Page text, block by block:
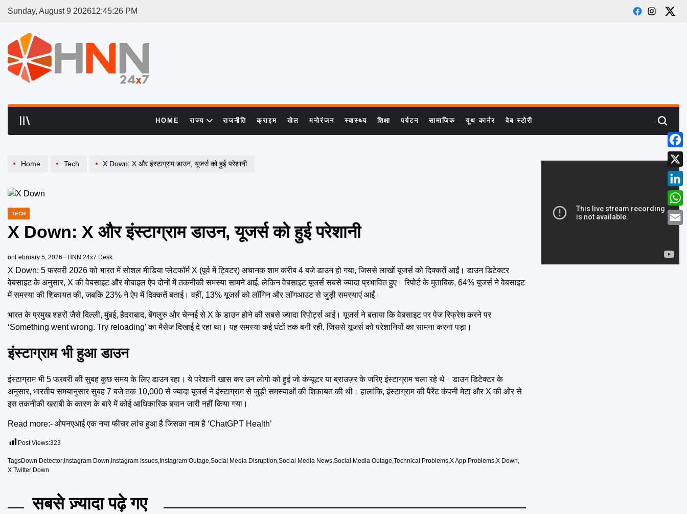
Sunday, August 9 202612:45:27 PM
Facebook
Instagram
X
HOME राज्य राजनीति क्राइम खेल मनोरंजन स्वास्थ्य शिक्षा पर्यटन सामाजिक यूथ कार्नर वेब स्टोरी Search
Home Tech X Down: X और इंस्टाग्राम डाउन, यूजर्स को हुई परेशानी
POSTED
TECH
X Down: X और इंस्टाग्राम डाउन, यूजर्स को हुई परेशानी
onFebruary 5, 2026 HNN 24x7 Desk
X Down: 5 फरवरी 2026 को भारत में सोशल मीडिया प्लेटफॉर्म X (पूर्व में ट्विटर) अचानक शाम करीब 4 बजे डाउन हो गया, जिससे लाखों यूजर्स को दिक्कतें आईं। डाउन डिटेक्टर
वेबसाइट के अनुसार, X की वेबसाइट और मोबाइल ऐप दोनों में तकनीकी समस्या सामने आई, लेकिन वेबसाइट यूजर्स सबसे ज्यादा प्रभावित हुए। रिपोर्ट के मुताबिक, 64% यूजर्स ने वेबसाइट
में समस्या की शिकायत की, जबकि 23% ने ऐप में दिक्कतें बताई। वहीं, 13% यूजर्स को लॉगिन और लॉगआउट से जुड़ी समस्याएं आईं।
भारत के प्रमुख शहरों जैसे दिल्ली, मुंबई, हैदराबाद, बेंगलुरु और चेन्नई से X के डाउन होने की सबसे ज्यादा रिपोर्ट्स आईं। यूजर्स ने बताया कि वेबसाइट पर पेज रिफ्रेश करने पर
‘Something went wrong. Try reloading’ का मैसेज दिखाई दे रहा था। यह समस्या कई घंटों तक बनी रही, जिससे यूजर्स को परेशानियों का सामना करना पड़ा।
इंस्टाग्राम भी हुआ डाउन
इंस्टाग्राम भी 5 फरवरी की सुबह कुछ समय के लिए डाउन रहा। ये परेशानी खास कर उन लोगो को हुई जो कंप्यूटर या ब्राउज़र के जरिए इंस्टाग्राम चला रहे थे। डाउन डिटेक्टर के
अनुसार, भारतीय समयानुसार सुबह 7 बजे तक 10,000 से ज्यादा यूजर्स ने इंस्टाग्राम से जुड़ी समस्याओं की शिकायत की थी। हालांकि, इंस्टाग्राम की पैरेंट कंपनी मेटा और X की ओर से
इस तकनीकी खराबी के कारण के बारे में कोई आधिकारिक बयान जारी नहीं किया गया।
Read more:- ओपनएआई एक नया फीचर लांच हुआ है जिसका नाम है ‘ChatGPT Health’
Post Views:323
TagsDown Detector, Instagram Down, Instagram Issues, Instagram Outage,Social Media Disruption,Social Media News,Social Media Outage,Technical Problems,X App Problems,X Down,
X Twitter Down
सबसे ज़्यादा पढ़े गए
X